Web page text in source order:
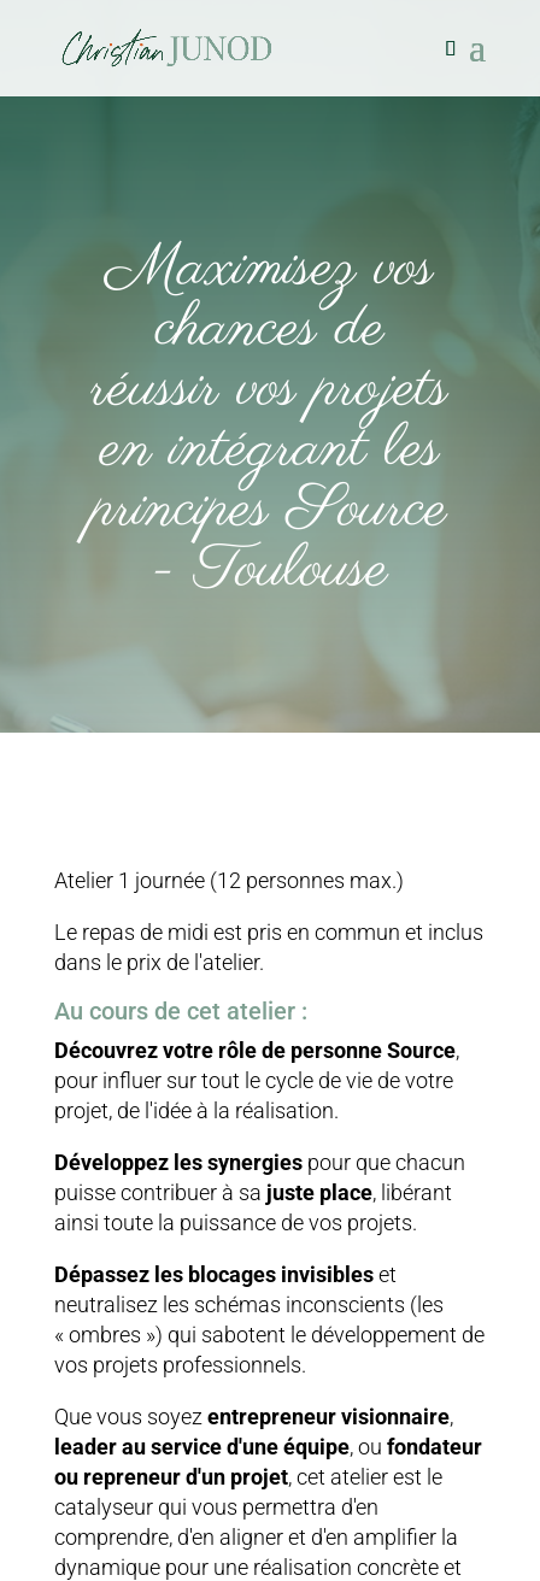
Maximisez vos
chances de
réussir vos projets
en intégrant les
principes Source
- Toulouse
Atelier 1 journée (12 personnes max.)
Le repas de midi est pris en commun et inclus
dans le prix de l'atelier.
Au cours de cet atelier :
Découvrez votre rôle de personne Source,
pour influer sur tout le cycle de vie de votre
projet, de l'idée à la réalisation.
Développez les synergiespour que chacun
puisse contribuer à sa juste place, libérant
ainsi toute la puissance de vos projets.
Dépassez les blocages invisibleset
neutralisez les schémas inconscients (les
« ombres ») qui sabotent le développement de
vos projets professionnels.
Que vous soyez entrepreneur visionnaire,
leader au service d'une équipe, ou fondateur
ou repreneur d'un projet, cet atelier est le
catalyseur qui vous permettra d'en
comprendre, d'en aligner et d'en amplifier la
dynamique pour une réalisation concrète et